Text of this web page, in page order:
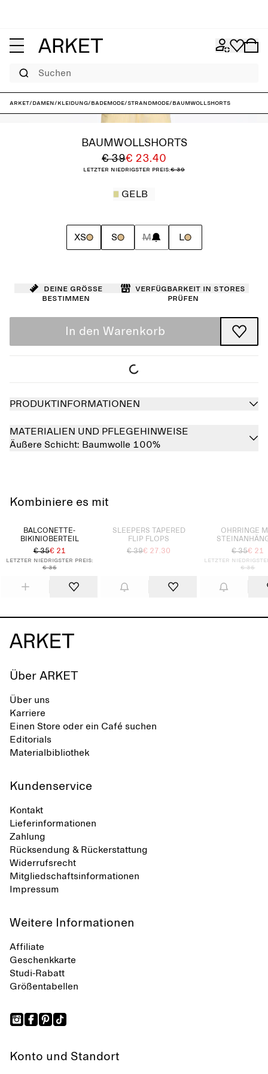
Suchen
ARKET/Damen/Kleidung/Bademode/Strandmode/Baumwollshorts
BAUMWOLLSHORTS
€ 39€ 23.40
Letzter niedrigster Preis:€ 39
GELB
XS S M L
Deine Größe
bestimmen
Verfügbarkeit in Stores
prüfen
In den Warenkorb
PRODUKTINFORMATIONEN
MATERIALIEN UND PFLEGEHINWEISE
Äußere Schicht: Baumwolle 100%
Kombiniere es mit
BALCONETTE-
BIKINIOBERTEIL
€ 35€ 21
Letzter niedrigster Preis:
€ 35
SLEEPERS TAPERED
FLIP FLOPS
€ 39€ 27.30
OHRRINGE
€ 35€ 21
Letzter
€ 35
Über ARKET
Über uns
Karriere
Einen Store oder ein Café suchen
Editorials
Materialbibliothek
Kundenservice
Kontakt
Lieferinformationen
Zahlung
Rücksendung & Rückerstattung
Widerrufsrecht
Mitgliedschaftsinformationen
Impressum
Weitere Informationen
Affiliate
Geschenkkarte
Studi-Rabatt
Größentabellen
Konto und Standort